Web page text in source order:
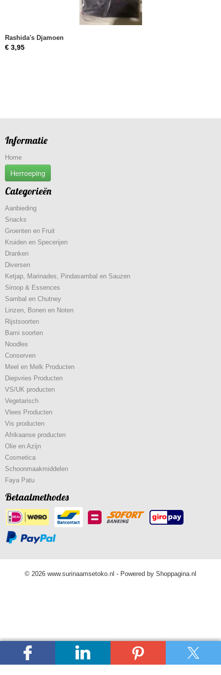
Rashida's Djamoen
€ 3,95
Informatie
Home
Herroeping
Categorieën
Aanbieding
Snacks
Groenten en Fruit
Kruiden en Specerijen
Dranken
Diversen
Ketjap, Marinades, Pindasambal en Sauzen
Siroop & Essences
Sambal en Chutney
Linzen, Bonen en Noten
Rijstsoorten
Bami soorten
Noodles
Conserven
Meel en Melk Producten
Diepvries Producten
VS/UK producten
Vegetarisch
Vlees Producten
Vis producten
Afrikaanse producten
Olie en Azijn
Cosmetica
Schoonmaakmiddelen
Faya Patu
Betaalmethodes
© 2026 www.surinaamsetoko.nl - Powered by Shoppagina.nl